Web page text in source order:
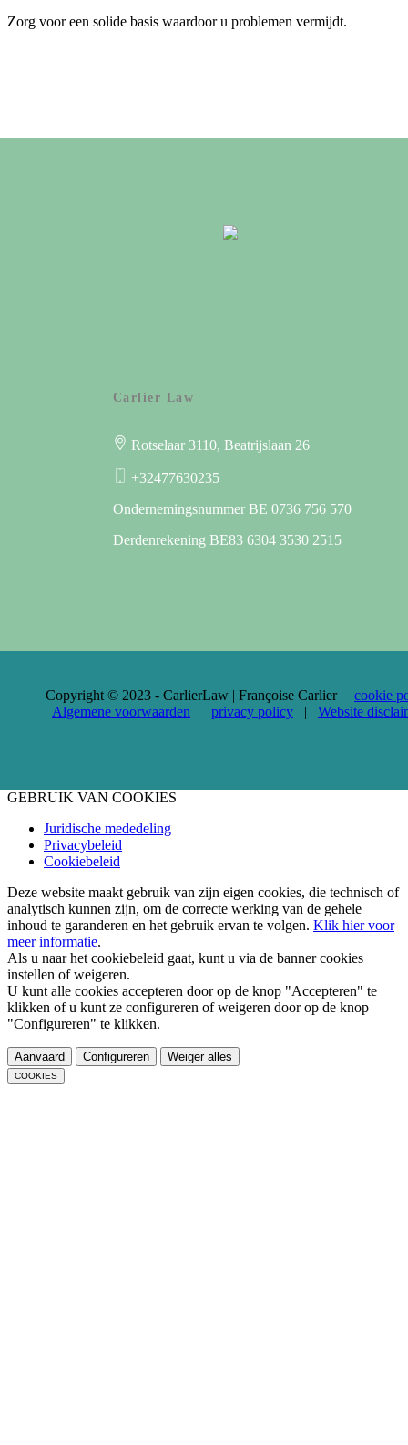
Zorg voor een solide basis waardoor u problemen vermijdt.
Carlier Law
Rotselaar 3110, Beatrijslaan 26
+32477630235
Ondernemingsnummer BE 0736 756 570
Derdenrekening BE83 6304 3530 2515
Copyright © 2023 - CarlierLaw | Françoise Carlier |
cookie
Algemene voorwaarden | privacy policy | Website
GEBRUIK VAN COOKIES
Juridische mededeling
Privacybeleid
Cookiebeleid
Deze website maakt gebruik van zijn eigen cookies, die technisch of
analytisch kunnen zijn, om de correcte werking van de gehele
inhoud te garanderen en het gebruik ervan te volgen. Klik hier voor
meer informatie.
Als u naar het cookiebeleid gaat, kunt u via de banner cookies
instellen of weigeren.
U kunt alle cookies accepteren door op de knop "Accepteren" te
klikken of u kunt ze configureren of weigeren door op de knop
"Configureren" te klikken.
Aanvaard Configureren Weiger alles
COOKIES